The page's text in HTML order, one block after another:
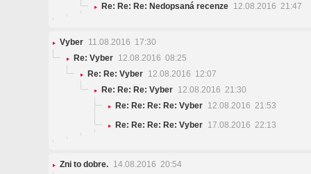
Re: Re: Re: Nedopsaná recenze 12.08.2016 21:47
Vyber 11.08.2016 17:30
Re: Vyber 12.08.2016 08:25
Re: Re: Vyber 12.08.2016 12:07
Re: Re: Re: Vyber 12.08.2016 21:30
Re: Re: Re: Re: Vyber 12.08.2016 21:53
Re: Re: Re: Re: Vyber 17.08.2016 22:13
Zni to dobre. 14.08.2016 20:54